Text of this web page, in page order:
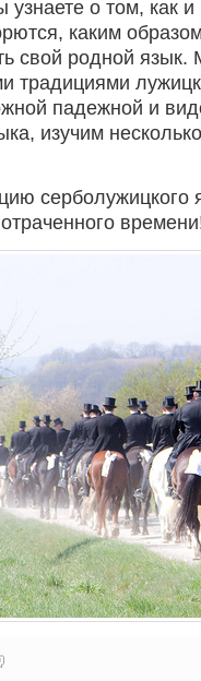
о том, как
каким
свой род­ной
тра­ди­ци­я­ми
падеж­ной и
изу­чим